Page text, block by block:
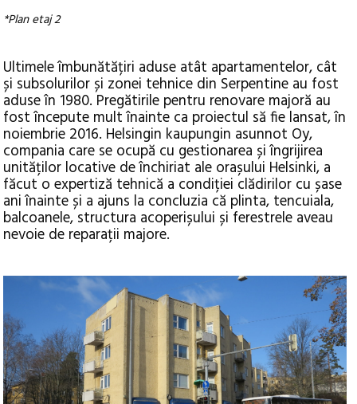
*Plan etaj 2
Ultimele îmbunătățiri aduse atât apartamentelor, cât
și subsolurilor și zonei tehnice din Serpentine au fost
aduse în 1980. Pregătirile pentru renovare majoră au
fost începute mult înainte ca proiectul să fie lansat, în
noiembrie 2016. Helsingin kaupungin asunnot Oy,
compania care se ocupă cu gestionarea și îngrijirea
unităților locative de închiriat ale orașului Helsinki, a
făcut o expertiză tehnică a condiției clădirilor cu șase
ani înainte și a ajuns la concluzia că plinta, tencuiala,
balcoanele, structura acoperișului și ferestrele aveau
nevoie de reparații majore.